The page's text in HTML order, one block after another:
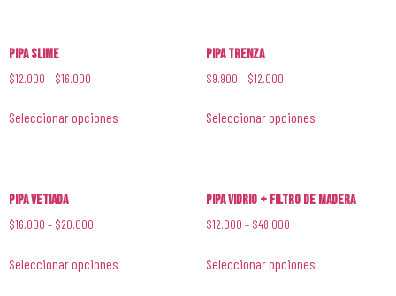
Pipa Slime
$12.000 – $16.000
Seleccionar opciones
Pipa Trenza
$9.900 – $12.000
Seleccionar opciones
Pipa Vetiada
$16.000 – $20.000
Seleccionar opciones
Pipa Vidrio + Filtro de Madera
$12.000 – $48.000
Seleccionar opciones